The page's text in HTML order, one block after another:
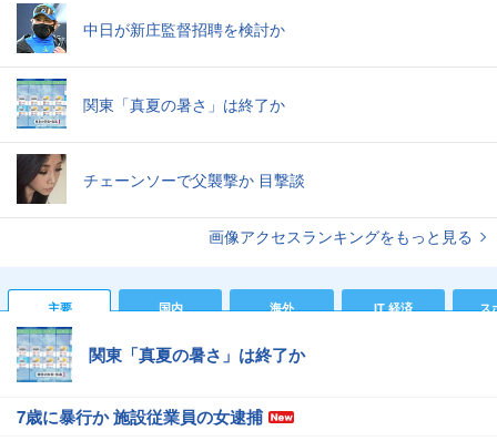
中日が新庄監督招聘を検討か
関東「真夏の暑さ」は終了か
チェーンソーで父襲撃か 目撃談
画像アクセスランキングをもっと見る
主要 国内 海外 IT 経済 ス
関東「真夏の暑さ」は終了か
7歳に暴行か 施設従業員の女逮捕